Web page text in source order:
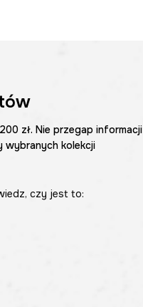
zł. Nie przegap informacji
wybranych kolekcji
czy jest to: